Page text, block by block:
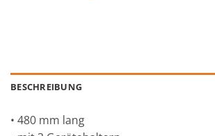
BESCHREIBUNG
• 480 mm lang